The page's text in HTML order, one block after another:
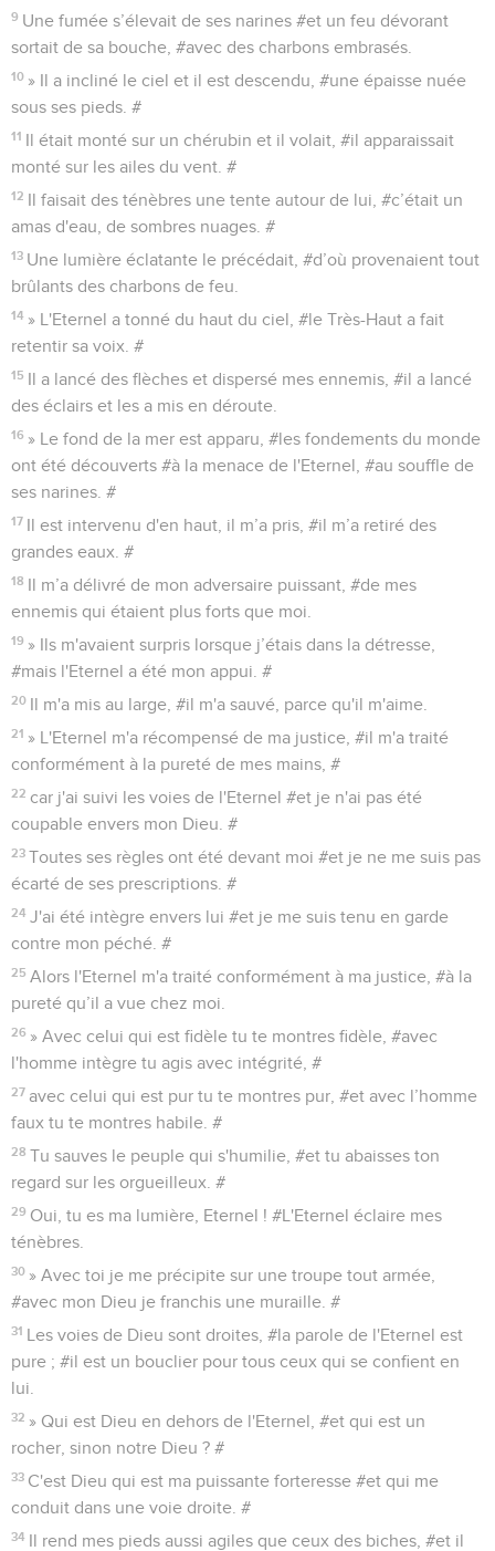
9 Une fumée s’élevait de ses narines #et un feu dévorant
sortait de sa bouche, #avec des charbons embrasés.
10 » Il a incliné le ciel et il est descendu, #une épaisse nuée
sous ses pieds. #
11 Il était monté sur un chérubin et il volait, #il apparaissait
monté sur les ailes du vent. #
12 Il faisait des ténèbres une tente autour de lui, #c’était un
amas d'eau, de sombres nuages. #
13 Une lumière éclatante le précédait, #d’où provenaient tout
brûlants des charbons de feu.
14 » L'Eternel a tonné du haut du ciel, #le Très-Haut a fait
retentir sa voix. #
15 Il a lancé des flèches et dispersé mes ennemis, #il a lancé
des éclairs et les a mis en déroute.
16 » Le fond de la mer est apparu, #les fondements du monde
ont été découverts #à la menace de l'Eternel, #au souffle de
ses narines. #
17 Il est intervenu d'en haut, il m’a pris, #il m’a retiré des
grandes eaux. #
18 Il m’a délivré de mon adversaire puissant, #de mes
ennemis qui étaient plus forts que moi.
19 » Ils m'avaient surpris lorsque j’étais dans la détresse,
#mais l'Eternel a été mon appui. #
20 Il m'a mis au large, #il m'a sauvé, parce qu'il m'aime.
21 » L'Eternel m'a récompensé de ma justice, #il m'a traité
conformément à la pureté de mes mains, #
22 car j'ai suivi les voies de l'Eternel #et je n'ai pas été
coupable envers mon Dieu. #
23 Toutes ses règles ont été devant moi #et je ne me suis pas
écarté de ses prescriptions. #
24 J'ai été intègre envers lui #et je me suis tenu en garde
contre mon péché. #
25 Alors l'Eternel m'a traité conformément à ma justice, #à la
pureté qu’il a vue chez moi.
26 » Avec celui qui est fidèle tu te montres fidèle, #avec
l'homme intègre tu agis avec intégrité, #
27 avec celui qui est pur tu te montres pur, #et avec l’homme
faux tu te montres habile. #
28 Tu sauves le peuple qui s'humilie, #et tu abaisses ton
regard sur les orgueilleux. #
29 Oui, tu es ma lumière, Eternel ! #L'Eternel éclaire mes
ténèbres.
30 » Avec toi je me précipite sur une troupe tout armée,
#avec mon Dieu je franchis une muraille. #
31 Les voies de Dieu sont droites, #la parole de l'Eternel est
pure ; #il est un bouclier pour tous ceux qui se confient en
lui.
32 » Qui est Dieu en dehors de l'Eternel, #et qui est un
rocher, sinon notre Dieu ? #
33 C'est Dieu qui est ma puissante forteresse #et qui me
conduit dans une voie droite. #
34 Il rend mes pieds aussi agiles que ceux des biches, #et il